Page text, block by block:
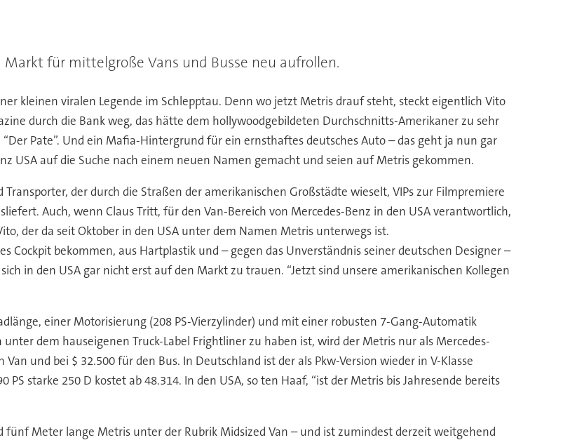
für mittelgroße Vans und Busse neu aufrollen.
kleinen viralen Legende im Schlepptau. Denn wo jetzt Metris drauf steht, steckt eigentlich Vito
durch die Bank weg, das hätte dem hollywoodgebildeten Durchschnitts-Amerikaner zu sehr
Pate”. Und ein Mafia-Hintergrund für ein ernsthaftes deutsches Auto – das geht ja nun gar
USA auf die Suche nach einem neuen Namen gemacht und seien auf Metris gekommen.
der durch die Straßen der amerikanischen Großstädte wieselt, VIPs zur Filmpremiere
Auch, wenn Claus Tritt, für den Van-Bereich von Mercedes-Benz in den USA verantwortlich,
der da seit Oktober in den USA unter dem Namen Metris unterwegs ist.
Cockpit bekommen, aus Hartplastik und – gegen das Unverständnis seiner deutschen Designer –
in den USA gar nicht erst auf den Markt zu trauen. “Jetzt sind unsere amerikanischen Kollegen
einer Motorisierung (208 PS-Vierzylinder) und mit einer robusten 7-Gang-Automatik
dem hauseigenen Truck-Label Frightliner zu haben ist, wird der Metris nur als Mercedes-
und bei $ 32.500 für den Bus. In Deutschland ist der als Pkw-Version wieder in V-Klasse
starke 250 D kostet ab 48.314. In den USA, so ten Haaf, “ist der Metris bis Jahresende bereits
fünf Meter lange Metris unter der Rubrik Midsized Van – und ist zumindest derzeit weitgehend